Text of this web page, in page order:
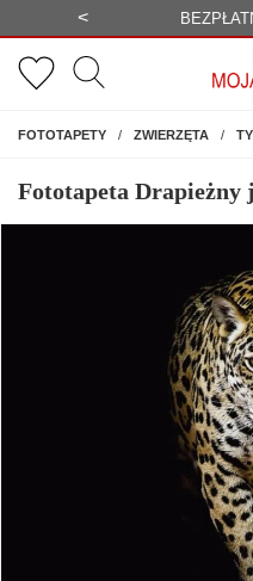
<
FOTOTAPETYNA ŚCIANĘ
ZWIERZĘTA
Fototapeta Drapieżny